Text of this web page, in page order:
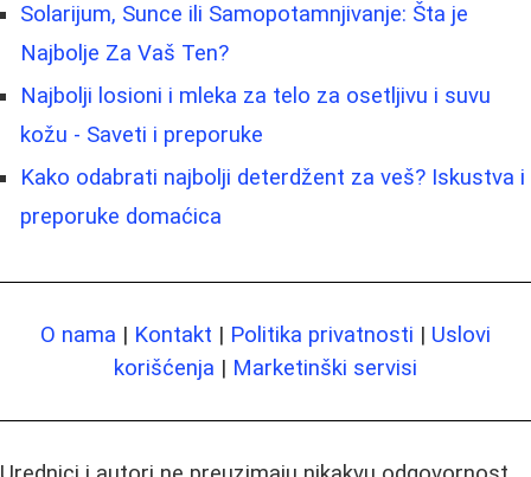
Solarijum, Sunce ili Samopotamnjivanje: Šta je
Najbolje Za Vaš Ten?
Najbolji losioni i mleka za telo za osetljivu i suvu
kožu - Saveti i preporuke
Kako odabrati najbolji deterdžent za veš? Iskustva i
preporuke domaćica
O nama | Kontakt | Politika privatnosti | Uslovi
korišćenja | Marketinški servisi